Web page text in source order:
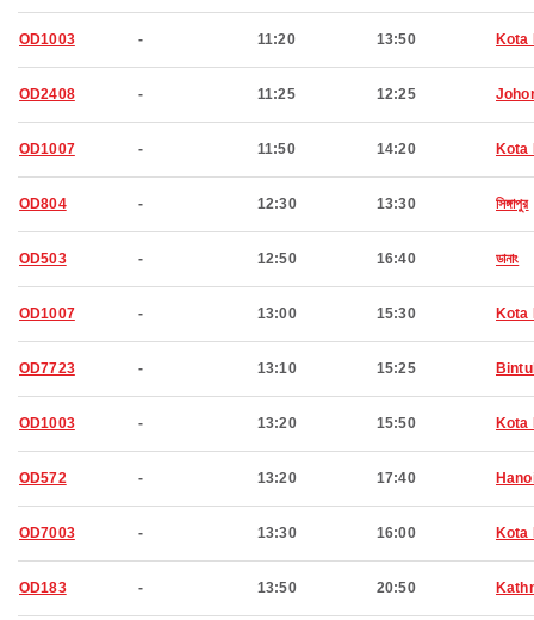
OD1003 - 11:20 13:50 Kota
OD2408 - 11:25 12:25
OD1007 - 11:50 14:20 Kota
OD804 - 12:30 13:30 সিঙ্গাপুর
OD503 - 12:50 16:40 ডানাং
OD1007 - 13:00 15:30 Kota
OD7723 - 13:10 15:25
OD1003 - 13:20 15:50 Kota
OD572 - 13:20 17:40
OD7003 - 13:30 16:00 Kota
OD183 - 13:50 20:50